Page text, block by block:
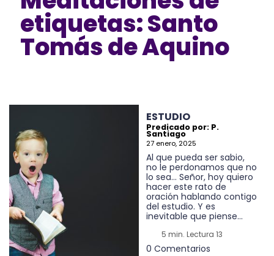
etiquetas: Santo
Tomás de Aquino
ESTUDIO
Predicado por: P.
Santiago
27 enero, 2025
Al que pueda ser sabio,
no le perdonamos que no
lo sea… Señor, hoy quiero
hacer este rato de
oración hablando contigo
del estudio. Y es
inevitable que piense...
5 min. Lectura 13
0 Comentarios